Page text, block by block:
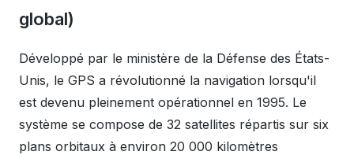
global)
Développé par le ministère de la Défense des États-
Unis, le GPS a révolutionné la navigation lorsqu'il
est devenu pleinement opérationnel en 1995. Le
système se compose de 32 satellites répartis sur six
plans orbitaux à environ 20 000 kilomètres